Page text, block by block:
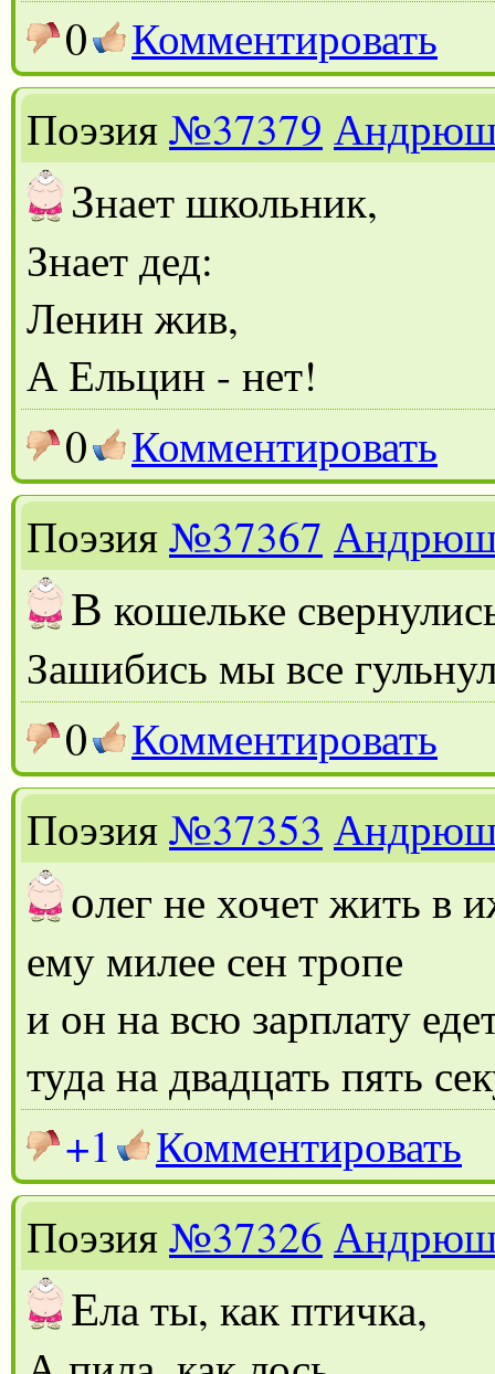
0
Комментировать
Поэзия№37379
Знает школьник,
Знает дед:
Ленин жив,
А Ельцин - нет!
0
Комментировать
Поэзия№37367
В кошельке
Зашибись мы все
0
Комментировать
Поэзия№37353
олег не хочет жить в
ему милее сен тропе
и он на всю зарплату
туда на двадцать пять
+1
Комментировать
Поэзия№37326
Ела ты, как птичка,